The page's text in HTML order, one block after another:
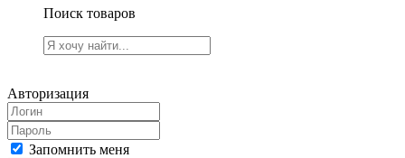
Поиск товаров
Авторизация
Запомнить меня